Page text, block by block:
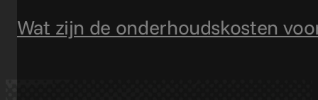
Wat zijn de onderhoudskosten